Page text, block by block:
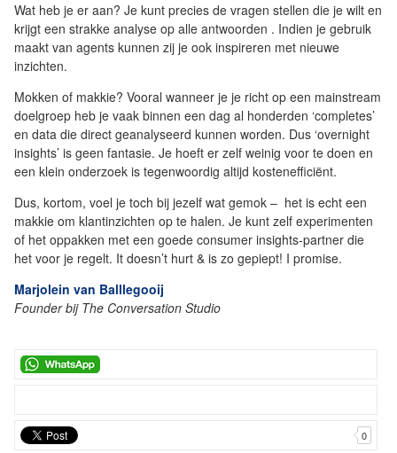
Wat heb je er aan? Je kunt precies de vragen stellen die je wilt en
krijgt een strakke analyse op alle antwoorden . Indien je gebruik
maakt van agents kunnen zij je ook inspireren met nieuwe
inzichten.
Mokken of makkie? Vooral wanneer je je richt op een mainstream
doelgroep heb je vaak binnen een dag al honderden ‘completes’
en data die direct geanalyseerd kunnen worden. Dus ‘overnight
insights’ is geen fantasie. Je hoeft er zelf weinig voor te doen en
een klein onderzoek is tegenwoordig altijd kostenefficiënt.
Dus, kortom, voel je toch bij jezelf wat gemok – het is echt een
makkie om klantinzichten op te halen. Je kunt zelf experimenten
of het oppakken met een goede consumer insights-partner die
het voor je regelt. It doesn’t hurt & is zo gepiept! I promise.
Marjolein van Balllegooij
Founder bij The Conversation Studio
0